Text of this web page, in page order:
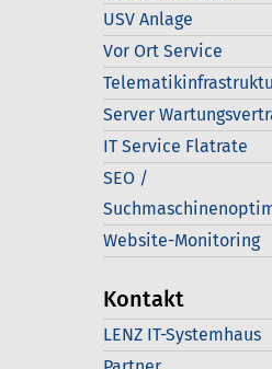
USV Anlage
Vor Ort Service
Server
IT Service Flatrate
SEO /
Website-Monitoring
Kontakt
LENZ IT-Systemhaus